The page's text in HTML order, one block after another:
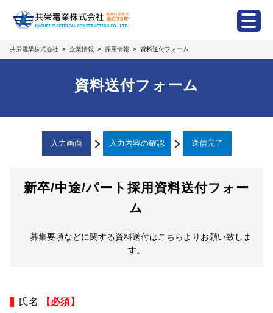
共栄電業株式会社 企業情報 採用情報 資料送付フォーム
資料送付フォーム
入力画面 入力内容の確認 送信完了
新卒/中途/パート採用資料送付フォー
ム
募集要項などに関する資料送付はこちらよりお願い致しま
す。
氏名 【必須】